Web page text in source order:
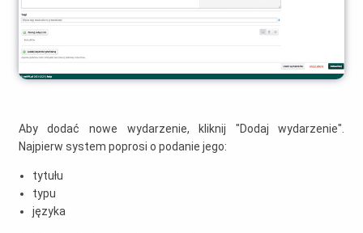
Aby dodać nowe wydarzenie, kliknij "Dodaj wydarzenie".
Najpierw system poprosi o podanie jego:
tytułu
typu
języka